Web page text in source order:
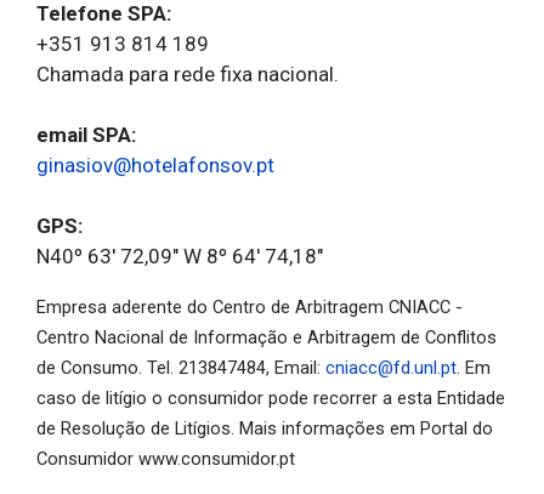
Telefone SPA:
+351 913 814 189
Chamada para rede fixa nacional.
email SPA:
ginasiov@hotelafonsov.pt
GPS:
N40º 63' 72,09" W 8º 64' 74,18"
Empresa aderente do Centro de Arbitragem CNIACC -
Centro Nacional de Informação e Arbitragem de Conflitos
de Consumo. Tel. 213847484, Email: cniacc@fd.unl.pt. Em
caso de litígio o consumidor pode recorrer a esta Entidade
de Resolução de Litígios. Mais informações em Portal do
Consumidor www.consumidor.pt